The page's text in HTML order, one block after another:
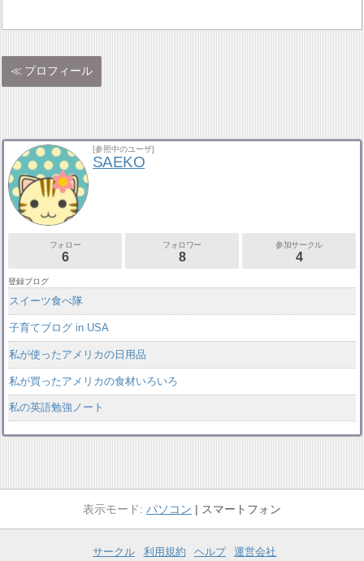
プロフィール
[参照中のユーザ]
SAEKO
フォロー
6
フォロワー
8
参加サークル
4
登録ブログ
スイーツ食べ隊
子育てブログ in USA
私が使ったアメリカの日用品
私が買ったアメリカの食材いろいろ
私の英語勉強ノート
パソコン スマートフォン
サークル 利用規約 ヘルプ 運営会社